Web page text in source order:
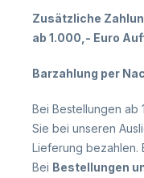
Zusätzliche
ab 1.000,- Euro
Barzahlung per
Bei Bestellungen ab
Sie bei unseren
Lieferung bezahlen.
Bei Bestellungen